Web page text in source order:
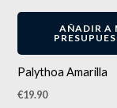
AÑADIR A
Palythoa Amarilla
€19.90